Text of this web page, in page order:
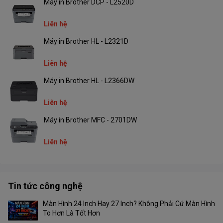
nóng các bộ phận nhanh hơn và tiêu hao ít năng lượng so với thiết
kế cuộn sấy truyền thống, vì vậy sẽ làm nóng máy nhanh hơn và
nhanh chóng thực hiện bản in đầu tiên.
Mô tả khác
Kích thước 365 mm x 250 mm x 190 mm
Trọng lượng
Máy in Brother DCP - L2520D
Liên hệ
Máy in Brother HL - L2321D
Liên hệ
Máy in Brother HL - L2366DW
Liên hệ
Máy in Brother MFC - 2701DW
Liên hệ
Tin tức công nghệ
Màn Hình 24 Inch Hay 27 Inch? Không Phải Cứ Màn Hình
To Hơn Là Tốt Hơn